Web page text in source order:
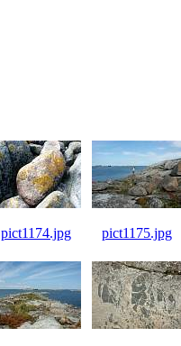
pict1174.jpg pict1175.jpg